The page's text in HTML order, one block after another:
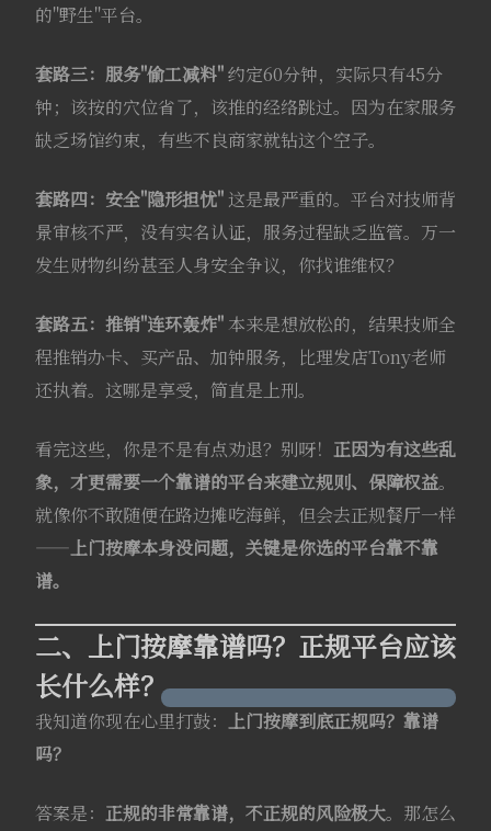
的"野生"平台。
套路三：服务"偷工减料"约定60分钟，实际只有45分
钟；该按的穴位省了，该推的经络跳过。因为在家服务
缺乏场馆约束，有些不良商家就钻这个空子。
套路四：安全"隐形担忧"这是最严重的。平台对技师背
景审核不严，没有实名认证，服务过程缺乏监管。万一
发生财物纠纷甚至人身安全争议，你找谁维权？
套路五：推销"连环轰炸"本来是想放松的，结果技师全
程推销办卡、买产品、加钟服务，比理发店Tony老师
还执着。这哪是享受，简直是上刑。
看完这些，你是不是有点劝退？别呀！ 正因为有这些乱
象，才更需要一个靠谱的平台来建立规则、保障权益。
就像你不敢随便在路边摊吃海鲜，但会去正规餐厅一样
——上门按摩本身没问题，关键是你选的平台靠不靠
谱。
二、上门按摩靠谱吗？正规平台应该
长什么样？
我知道你现在心里打鼓： 上门按摩到底正规吗？靠谱
吗？
答案是： 正规的非常靠谱，不正规的风险极大。那怎么